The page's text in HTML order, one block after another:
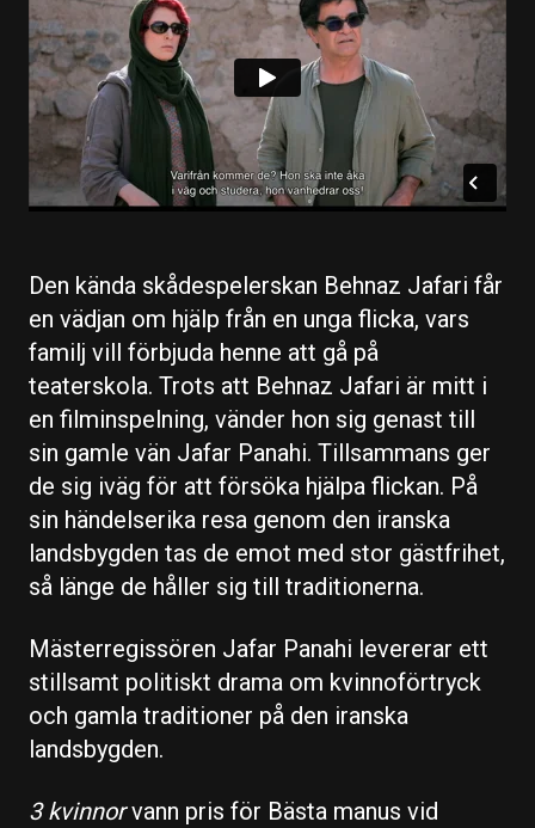
Den kända skådespelerskan Behnaz Jafari får
en vädjan om hjälp från en unga flicka, vars
familj vill förbjuda henne att gå på
teaterskola. Trots att Behnaz Jafari är mitt i
en filminspelning, vänder hon sig genast till
sin gamle vän Jafar Panahi. Tillsammans ger
de sig iväg för att försöka hjälpa flickan. På
sin händelserika resa genom den iranska
landsbygden tas de emot med stor gästfrihet,
så länge de håller sig till traditionerna.
Mästerregissören Jafar Panahi levererar ett
stillsamt politiskt drama om kvinnoförtryck
och gamla traditioner på den iranska
landsbygden.
3 kvinnorvann pris för Bästa manus vid